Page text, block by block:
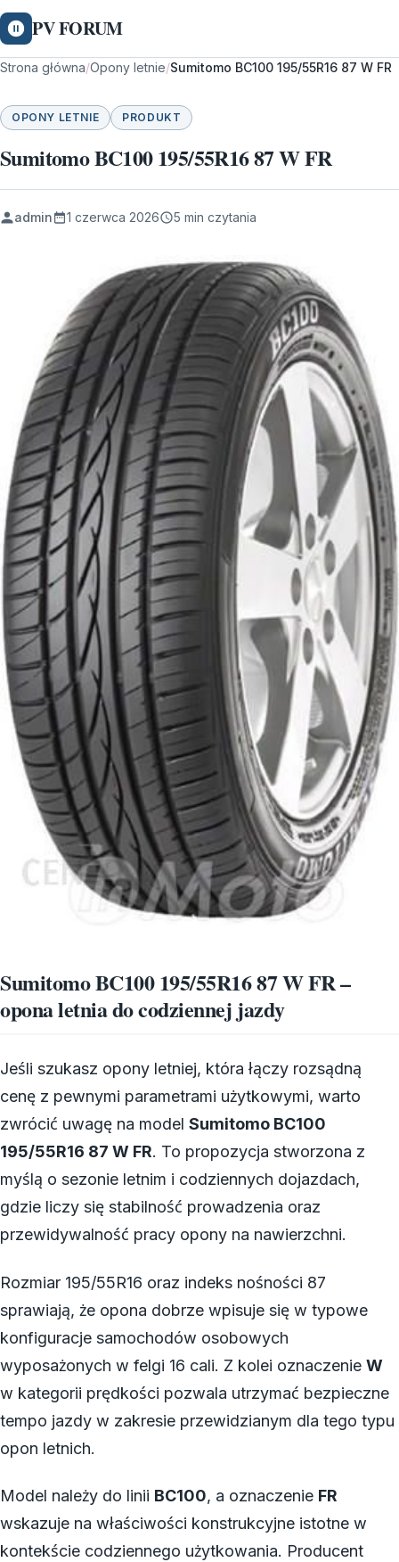
PV FORUM
Strona główna/Opony letnie/Sumitomo BC100 195/55R16 87 W FR
OPONY LETNIE PRODUKT
Sumitomo BC100 195/55R16 87 W FR
admin 1 czerwca 2026 5 min czytania
Sumitomo BC100 195/55R16 87 W FR –
opona letnia do codziennej jazdy
Jeśli szukasz opony letniej, która łączy rozsądną
cenę z pewnymi parametrami użytkowymi, warto
zwrócić uwagę na model Sumitomo BC100
195/55R16 87 W FR. To propozycja stworzona z
myślą o sezonie letnim i codziennych dojazdach,
gdzie liczy się stabilność prowadzenia oraz
przewidywalność pracy opony na nawierzchni.
Rozmiar 195/55R16 oraz indeks nośności 87
sprawiają, że opona dobrze wpisuje się w typowe
konfiguracje samochodów osobowych
wyposażonych w felgi 16 cali. Z kolei oznaczenie W
w kategorii prędkości pozwala utrzymać bezpieczne
tempo jazdy w zakresie przewidzianym dla tego typu
opon letnich.
Model należy do linii BC100, a oznaczenie FR
wskazuje na właściwości konstrukcyjne istotne w
kontekście codziennego użytkowania. Producent